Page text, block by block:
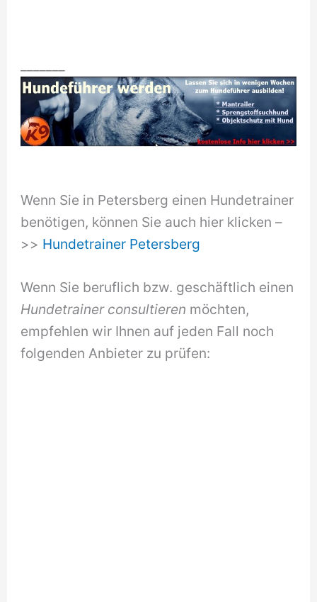
Wenn Sie in Petersberg einen Hundetrainer
benötigen, können Sie auch hier klicken –
>> Hundetrainer Petersberg
Wenn Sie beruflich bzw. geschäftlich einen
Hundetrainer consultieren möchten,
empfehlen wir Ihnen auf jeden Fall noch
folgenden Anbieter zu prüfen: